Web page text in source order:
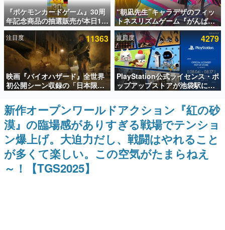
アプリセール情報
インタビュー
連載・特集一覧
殿堂入り記事
SNS拡散数が数千以上！ ページビュー数万以上！ などな
ど。多くの人々に読まれた、電ファミ渾身の“殿堂入り”記
事をまとめました。
ゲームの企画書
名作ゲームクリエイターの方々に製作時のエピソードをお
聞きし、ヒットする企画（ゲーム）とは何か？を探ってい
きます。
赫本
この物語を解いてはいけない。『赫本』は、〈試験問題〉
の形をした短編ホラー小説集です。
『ポケモンカードゲーム』30周
年記念商品の抽選販売が本日12
時より開始。拡張パック「30th
CELEBRATION」のボックス
に、「プレミアムデッキセット
エーフィ・ブラッキー」
「FUTURISTIC BOX」の計3商
品
“朝凪先生”キャラデザのフィッ
トネスリズムゲーム『がんば
れ！チアリズム』Steamストア
ページが公開。キャラクターの
CVは陽向葵ゅかさん
注目度 11363
映画『バイオハザード』全世界
初公開シーン収録の「日本限
定」予告映像が解禁。バイオの
日（8月10日）にあわせて、
「ラクーンシティ総合病院」へ
行く配達人の姿が披露
注目度 4279
PlayStation公式ライセンス・ポ
ップアップストアが池袋駅にて
期間限定で開催。夏のアパレル
や『ブラッドボーン』の新作ア
イテムが登場
新作オープンワールドアクション『紅の砂
漠』の臨場感がありすぎる戦場でテンショ
ン爆上げ。大迫力だし、戦闘はやれること
が多くて楽しい。この空気がたまらねえ
～！【TGS2025】